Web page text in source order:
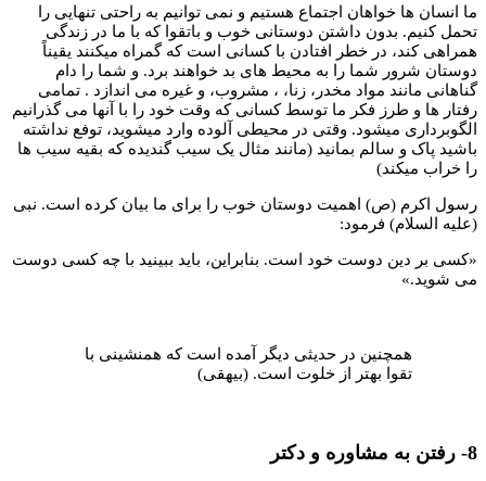
ما انسان ها خواهان اجتماع هستیم و نمی توانیم به راحتی تنهایی را
تحمل کنیم. بدون داشتن دوستانی خوب و باتقوا که با ما در زندگی
همراهی کند، در خطر افتادن با کسانی است که گمراه میکنند یقیناً
دوستان شرور شما را به محیط های بد خواهند برد. و شما را دام
گناهانی مانند مواد مخدر، زنا، ، مشروب، و غیره می اندازد . تمامی
رفتار ها و طرز فکر ما توسط کسانی که وقت خود را با آنها می گذرانیم
الگوبرداری میشود. وقتی در محیطی آلوده وارد میشوید، توفع نداشته
باشید پاک و سالم بمانید (مانند مثال یک سیب گندیده که بقیه سیب ها
را خراب میکند)
رسول اکرم (ص) اهمیت دوستان خوب را برای ما بیان کرده است. نبی
(علیه السلام) فرمود:
«کسی بر دین دوست خود است. بنابراین، باید ببینید با چه کسی دوست
می شوید.»
همچنین در حدیثی دیگر آمده است که همنشینی با
تقوا بهتر از خلوت است. (بیهقی)
8- رفتن به مشاوره و دکتر